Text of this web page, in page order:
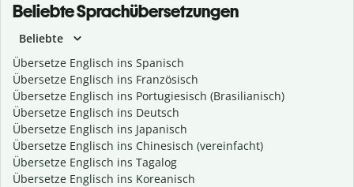
Beliebte Sprachübersetzungen
Beliebte
Übersetze Englisch ins Spanisch
Übersetze Englisch ins Französisch
Übersetze Englisch ins Portugiesisch (Brasilianisch)
Übersetze Englisch ins Deutsch
Übersetze Englisch ins Japanisch
Übersetze Englisch ins Chinesisch (vereinfacht)
Übersetze Englisch ins Tagalog
Übersetze Englisch ins Koreanisch